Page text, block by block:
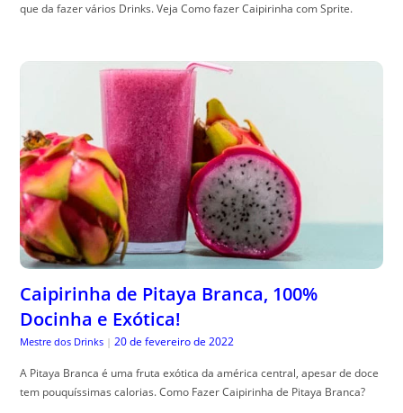
que da fazer vários Drinks. Veja Como fazer Caipirinha com Sprite.
Caipirinha de Pitaya Branca, 100%
Docinha e Exótica!
Mestre dos Drinks | 20 de fevereiro de 2022
A Pitaya Branca é uma fruta exótica da américa central, apesar de doce
tem pouquíssimas calorias. Como Fazer Caipirinha de Pitaya Branca?